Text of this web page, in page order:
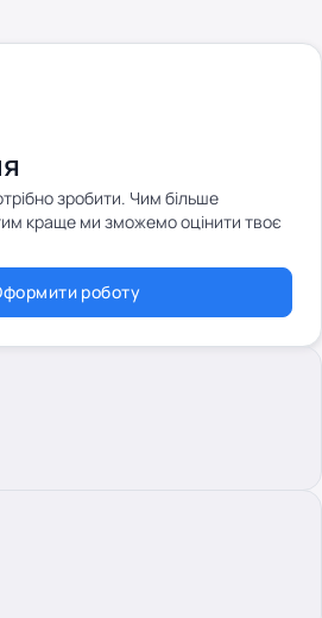
зробити. Чим більше
краще ми зможемо оцінити твоє
роботу